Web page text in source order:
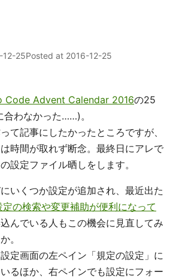
12-25Posted at 2016-12-25
Code Advent Calendar 2016の25
合わなかった……)。
て記事にしたかったところですが、
時間が取れず断念。最終日にアレで
設定ファイル晒しをします。
いくつか設定が追加され、最近出た
定の検索や変更補助が便利になって
んでいる人もこの機会に見直してみ
。
定画面の左ペイン「規定の設定」に
るほか、右ペインでも設定にフォー